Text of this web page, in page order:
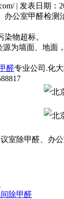
| 发表日期：
公室甲醛检测
物超标。
为墙面、地面
醛专业公司.化
除甲醛